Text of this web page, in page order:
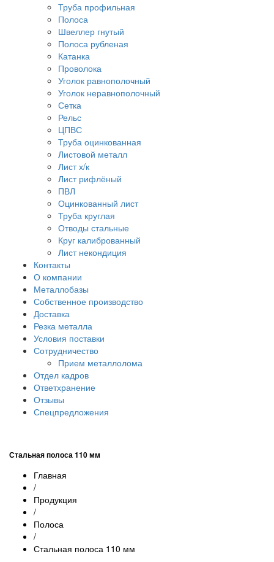
Труба профильная
Полоса
Швеллер гнутый
Полоса рубленая
Катанка
Проволока
Уголок равнополочный
Уголок неравнополочный
Сетка
Рельс
ЦПВС
Труба оцинкованная
Листовой металл
Лист х/к
Лист рифлёный
ПВЛ
Оцинкованный лист
Труба круглая
Отводы стальные
Круг калиброванный
Лист некондиция
Контакты
О компании
Металлобазы
Собственное производство
Доставка
Резка металла
Условия поставки
Сотрудничество
Прием металлолома
Отдел кадров
Ответхранение
Отзывы
Спецпредложения
Стальная полоса 110 мм
Главная
/
Продукция
/
Полоса
/
Стальная полоса 110 мм